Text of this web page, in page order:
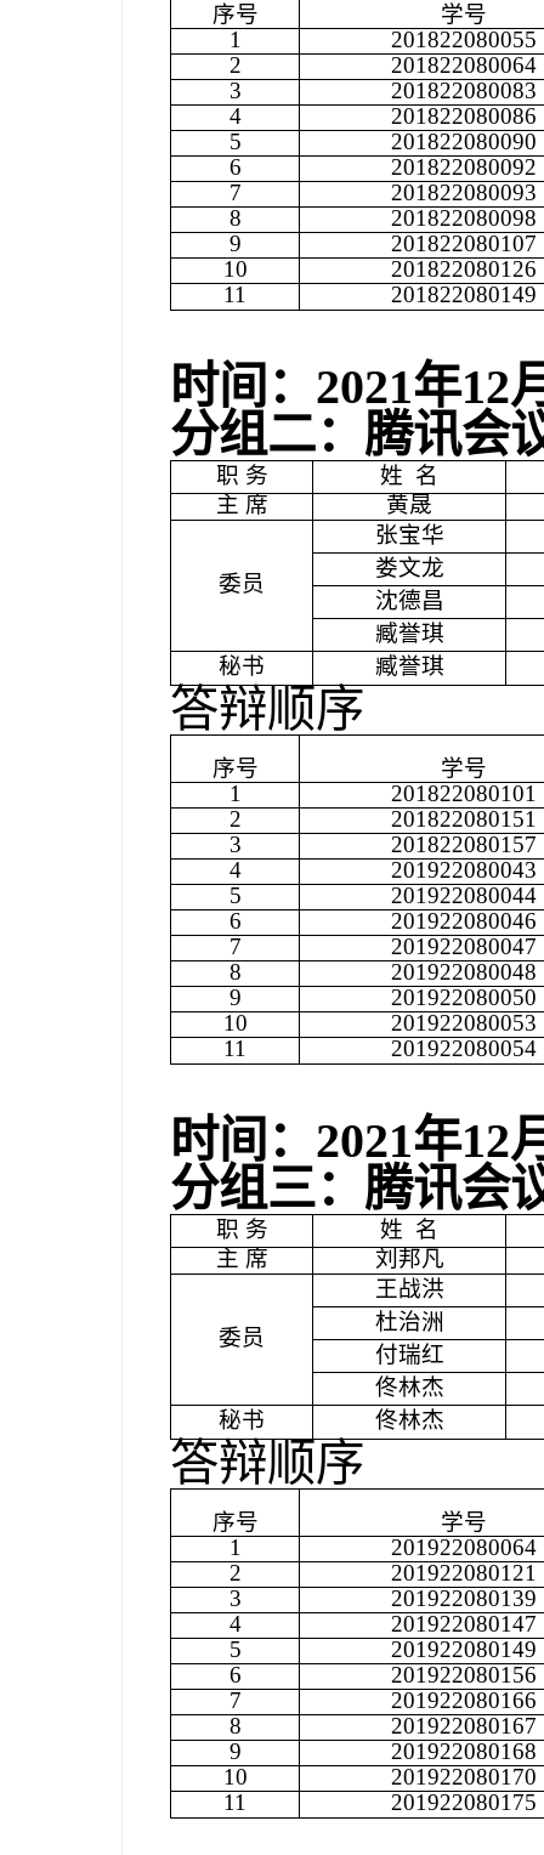
序号
学号
1
201822080055
2
201822080064
3
201822080083
4
201822080086
5
201822080090
6
201822080092
7
201822080093
8
201822080098
9
201822080107
10
201822080126
11
201822080149
时间： 2021年12
分组二：腾讯会
职 务 姓 名
主 席
黄晟
委员
张宝华
娄文龙
沈德昌
臧誉琪
秘书
臧誉琪
答辩顺序
序号
学号
1
201822080101
2
201822080151
3
201822080157
4
201922080043
5
201922080044
6
201922080046
7
201922080047
8
201922080048
9
201922080050
10
201922080053
11
201922080054
时间： 2021年12
分组三：腾讯会
职 务 姓 名
主 席
刘邦凡
委员
王战洪
杜治洲
付瑞红
佟林杰
秘书
佟林杰
答辩顺序
序号
学号
1
201922080064
2
201922080121
3
201922080139
4
201922080147
5
201922080149
6
201922080156
7
201922080166
8
201922080167
9
201922080168
10
201922080170
11
201922080175